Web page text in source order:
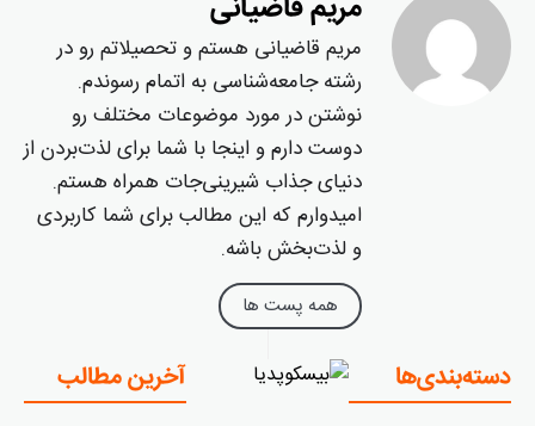
مریم قاضیانی
مریم قاضیانی هستم و تحصیلاتم رو در
رشته جامعه‌شناسی به اتمام رسوندم.
نوشتن در مورد موضوعات مختلف رو
دوست دارم و اینجا با شما برای لذت‌بردن از
دنیای جذاب شیرینی‌جات همراه هستم.
امیدوارم که این مطالب برای شما کاربردی
و لذت‌بخش باشه.
همه پست ها
دسته‌بندی‌ها آخرین مطالب